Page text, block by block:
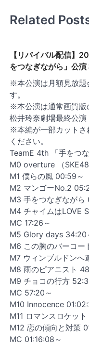
ゲ
シ
ョ
ン
Related
【リバイバル配信】
をつなぎながら」公
※本公演は月額見放題
す。
※本公演は通常画質版
松井玲奈劇場最終公演
※本編が一部カットさ
ください。
TeamE 4th 「手をつ
M0 overture （
M1 僕らの風 00:59～
M2 マンゴーNo.2
M3 手をつなぎながら
M4 チャイムはLOVE
MC 17:26～
M5 Glory days 34:20
M6 この胸のバーコー
M7 ウィンブルドンへ
M8 雨のピアニスト
M9 チョコの行方
MC 57:20～
M10 Innocence
M11 ロマンスロケッ
M12 恋の傾向と対策
MC 01:16:08～